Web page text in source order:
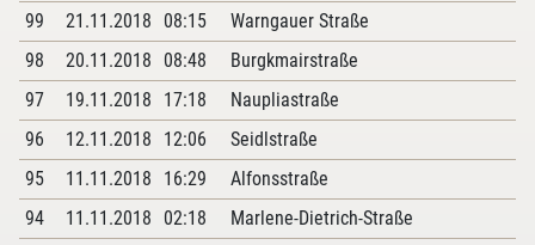
99
21.11.2018 08:15
Warngauer Straße
98
20.11.2018 08:48
Burgkmairstraße
97
19.11.2018 17:18
Naupliastraße
96
12.11.2018 12:06
Seidlstraße
95
11.11.2018 16:29
Alfonsstraße
94
11.11.2018 02:18
Marlene-Dietrich-Straße